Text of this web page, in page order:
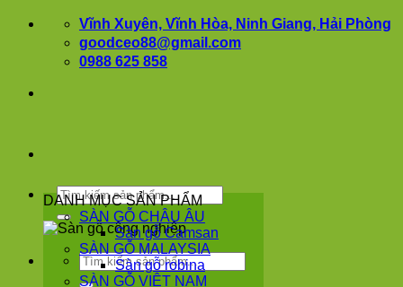
Vĩnh Xuyên, Vĩnh Hòa, Ninh Giang, Hải Phòng
goodceo88@gmail.com
0988 625 858
Tìm
kiếm:
Tìm
kiếm:
DANH MỤC SẢN PHẨM
SÀN GỖ CHÂU ÂU
Sàn gỗ Camsan
SÀN GỖ MALAYSIA
Sàn gỗ robina
SÀN GỖ VIỆT NAM